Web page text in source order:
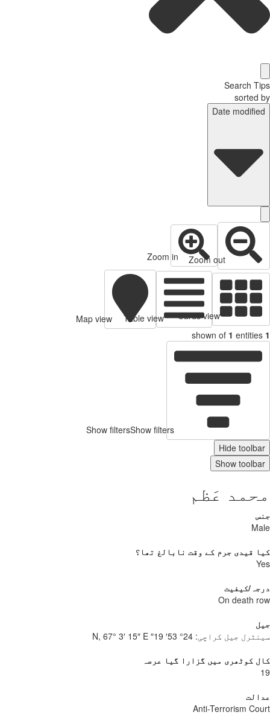
Search
sorted
Date
Zoom out
Zoom in
Cards view
Table view
Map view
shown of 1
Show filtersShow filters
Hide
Show
عَظم
قیدی جرم کے وقت نابالغ تھا؟
کیفیت
On death
جیل کراچی: 24° 53′ 19″ N, 67° 3′ 15″ E
کوٹھری میں گزارا گیا عرصہ
Anti-Terrorism